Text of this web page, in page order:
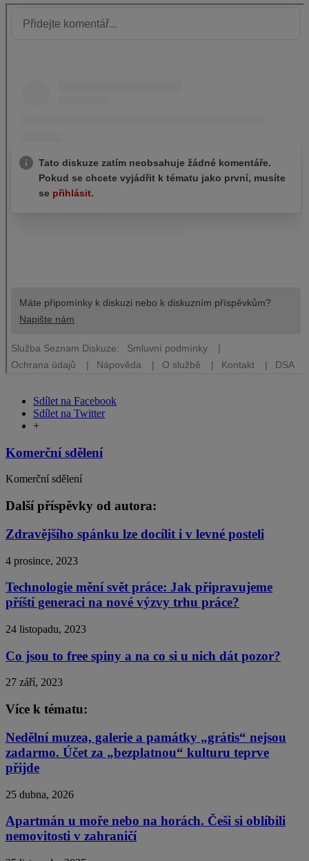
Sdílet na Facebook
Sdílet na Twitter
+
Komerční sdělení
Komerční sdělení
Další příspěvky od autora:
Zdravějšího spánku lze docílit i v levné posteli
4 prosince, 2023
Technologie mění svět práce: Jak připravujeme
příští generaci na nové výzvy trhu práce?
24 listopadu, 2023
Co jsou to free spiny a na co si u nich dát pozor?
27 září, 2023
Více k tématu:
Nedělní muzea, galerie a památky „grátis“ nejsou
zadarmo. Účet za „bezplatnou“ kulturu teprve
přijde
25 dubna, 2026
Apartmán u moře nebo na horách. Češi si oblíbili
nemovitosti v zahraničí